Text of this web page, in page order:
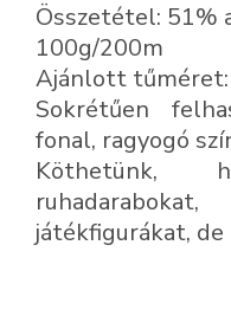
Cotton
326
mennyiség
Összetétel: 51%
100g/200m
Ajánlott
Sokrétűen
fonal, ragyogó
Köthetünk,
játékfigurákat,